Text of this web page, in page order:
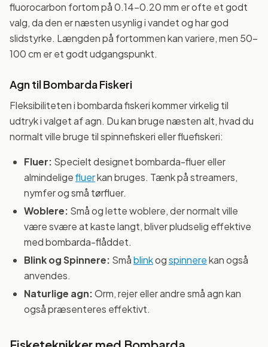
fluorocarbon fortom på 0.14-0.20 mm er ofte et godt
valg, da den er næsten usynlig i vandet og har god
slidstyrke. Længden på fortommen kan variere, men 50-
100 cm er et godt udgangspunkt.
Agn til Bombarda Fiskeri
Fleksibiliteten i bombarda fiskeri kommer virkelig til
udtryk i valget af agn. Du kan bruge næsten alt, hvad du
normalt ville bruge til spinnefiskeri eller fluefiskeri:
Fluer: Specielt designet bombarda-fluer eller
almindeligefluerkan bruges. Tænk på streamers,
nymfer og små tørfluer.
Woblere: Små og lette woblere, der normalt ville
være svære at kaste langt, bliver pludselig effektive
med bombarda-flåddet.
Blink og Spinnere: Småblinkogspinnerekan også
anvendes.
Naturlige agn:Orm, rejer eller andre små agn kan
også præsenteres effektivt.